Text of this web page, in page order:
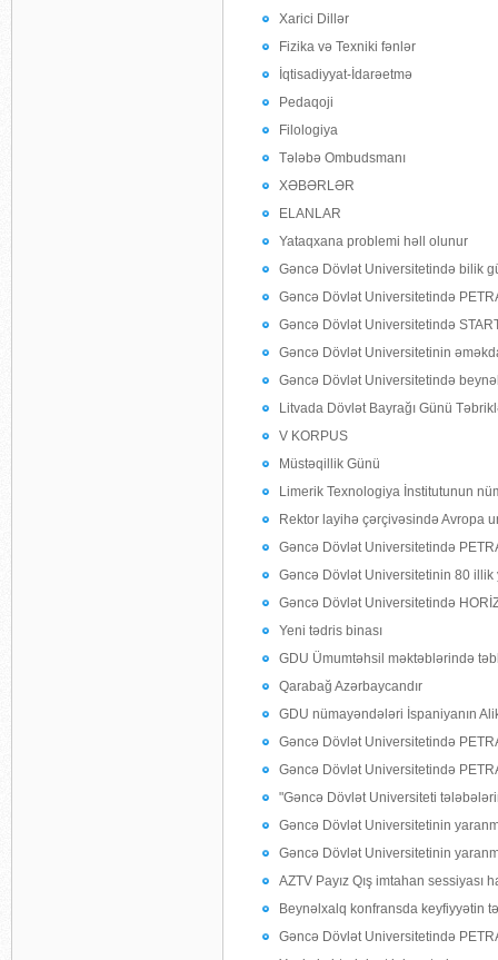
Xarici Dillər
Fizika və Texniki fənlər
İqtisadiyyat-İdarəetmə
Pedaqoji
Filologiya
Tələbə Ombudsmanı
XƏBƏRLƏR
ELANLAR
Yataqxana problemi həll olunur
Gəncə Dövlət Universitetində bilik
Gəncə Dövlət Universitetində
Gəncə Dövlət Universitetində
Gəncə Dövlət Universitetinin
Gəncə Dövlət Universitetində
Litvada Dövlət Bayrağı Günü
V KORPUS
Müstəqillik Günü
Limerik Texnologiya İnstitutunun
Rektor layihə çərçivəsində Avropa
Gəncə Dövlət Universitetində
Gəncə Dövlət Universitetinin 80
Gəncə Dövlət Universitetində
Yeni tədris binası
GDU Ümumtəhsil məktəblərində
Qarabağ Azərbaycandır
GDU nümayəndələri İspaniyanın
Gəncə Dövlət Universitetində
Gəncə Dövlət Universitetində
"Gəncə Dövlət Universiteti
Gəncə Dövlət Universitetinin
Gəncə Dövlət Universitetinin
AZTV Payız Qış imtahan sessiyası
Beynəlxalq konfransda keyfiyyətin
Gəncə Dövlət Universitetində